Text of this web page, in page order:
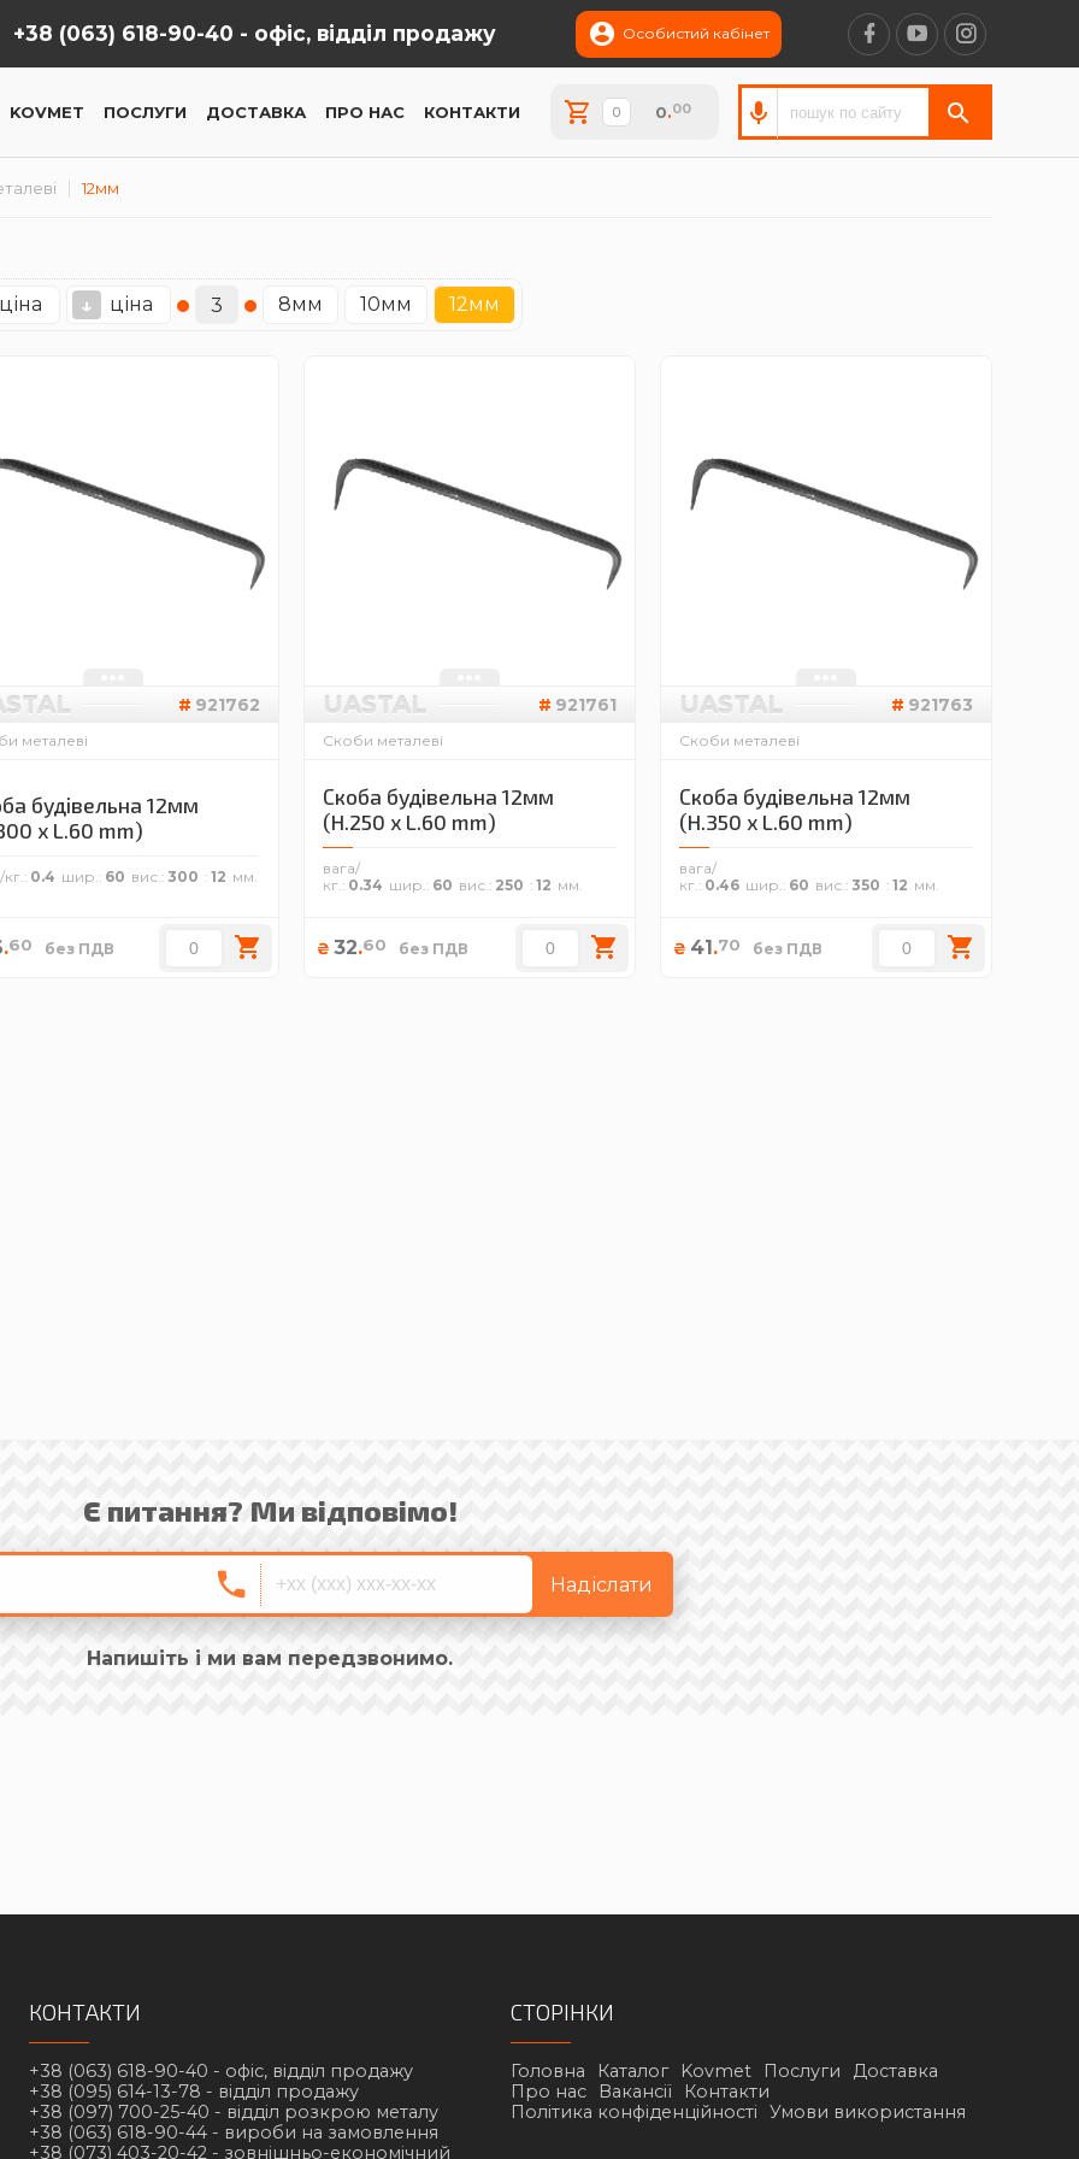
+38 (063) 618-90-40 - офіс, відділ продажу Особистий кабінет
KOVMET ПОСЛУГИ ДОСТАВКА ПРО НАС КОНТАКТИ 0.00
12мм
ціна ↓ ціна 3 8мм 10мм 12мм
921762
металеві
будівельна 12мм
x L.60 mm)
0.4 шир. 60 вис. 300 12
.60 без ПДВ
UASTAL 921761
Скоби металеві
Скоба будівельна 12мм
(H.250 x L.60 mm)
вага/
кг. 0.34 шир. 60 вис. 250 12
₴ 32.60 без ПДВ
UASTAL 921763
Скоби металеві
Скоба будівельна 12мм
(H.350 x L.60 mm)
вага/
кг. 0.46 шир. 60 вис. 350 12
₴ 41.70 без ПДВ
Є питання? Ми відповімо!
Надіслати
Напишіть і ми вам передзвонимо.
КОНТАКТИ
+38 (063) 618-90-40 - офіс, відділ продажу
+38 (095) 614-13-78 - відділ продажу
+38 (097) 700-25-40 - відділ розкрою металу
+38 (063) 618-90-44 - вироби на замовлення
+38 (073) 403-20-42 - зовнішньо-економічний
СТОРІНКИ
Головна Каталог Kovmet Послуги
Доставка
Про нас
Вакансії
Контакти
Політика конфіденційності
Умови використання